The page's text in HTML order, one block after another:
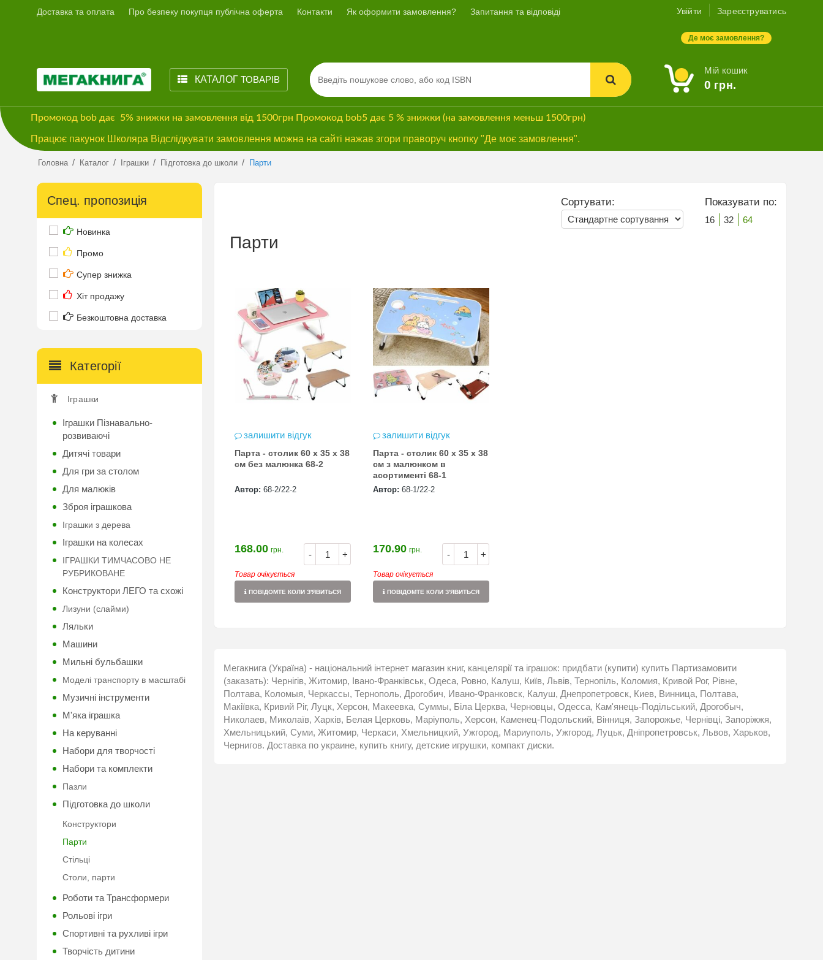
Доставка та оплата Про безпеку покупця публічна оферта Контакти Як оформити замовлення? Запитання та відповіді Увійти Зареєструватись
Де моє замовлення?
КАТАЛОГТОВАРІВ
Мій кошик
0 грн.
Промокод bob дає 5% знижки на замовлення від 1500грн Промокод bob5 дає 5 % знижки (на замовлення меньш 1500грн)
Працює пакунок Школяра Відслідкувати замовлення можна на сайті нажав згори праворуч кнопку "Де моє замовлення".
Головна / Каталог / Іграшки / Підготовка до школи / Парти
Спец. пропозиція
Новинка
Промо
Супер знижка
Хіт продажу
Безкоштовна доставка
Категорії
Іграшки
Іграшки Пізнавально-
розвиваючі
Дитячі товари
Для гри за столом
Для малюків
Зброя іграшкова
Іграшки з дерева
Іграшки на колесах
ІГРАШКИ ТИМЧАСОВО НЕ
РУБРИКОВАНЕ
Конструктори ЛЕГО та схожі
Лизуни (слайми)
Ляльки
Машини
Мильні бульбашки
Моделі транспорту в масштабі
Музичні інструменти
М'яка іграшка
На керуванні
Набори для творчості
Набори та комплекти
Пазли
Підготовка до школи
Конструктори
Парти
Стільці
Столи, парти
Роботи та Трансформери
Рольові ігри
Спортивні та рухливі ігри
Творчість дитини
Мегакнига (Україна) - національний інтернет магазин книг, канцелярії та іграшок: придбати (купити) купить Партизамовити
(заказать): Чернігів, Житомир, Івано-Франківськ, Одеса, Ровно, Калуш, Київ, Львів, Тернопіль, Коломия, Кривой Рог, Рівне,
Полтава, Коломыя, Черкассы, Тернополь, Дрогобич, Ивано-Франковск, Калуш, Днепропетровск, Киев, Винница, Полтава,
Макіївка, Кривий Ріг, Луцк, Херсон, Макеевка, Суммы, Біла Церква, Черновцы, Одесса, Кам'янець-Подільський, Дрогобыч,
Николаев, Миколаїв, Харків, Белая Церковь, Маріуполь, Херсон, Каменец-Подольский, Вінниця, Запорожье, Чернівці, Запоріжжя,
Хмельницький, Суми, Житомир, Черкаси, Хмельницкий, Ужгород, Мариуполь, Ужгород, Луцьк, Дніпропетровськ, Львов, Харьков,
Чернигов. Доставка по украине, купить книгу, детские игрушки, компакт диски.
Сортувати: Показувати по:
16 32 64
Парти
залишити відгук
Парта - столик 60 х 35 х 38
см без малюнка 68-2
Автор: 68-2/22-2
- +
168.00 грн.
Товар очікується
ПОВІДОМТЕ КОЛИ З'ЯВИТЬСЯ
залишити відгук
Парта - столик 60 х 35 х 38
см з малюнком в
асортименті 68-1
Автор: 68-1/22-2
- +
170.90 грн.
Товар очікується
ПОВІДОМТЕ КОЛИ З'ЯВИТЬСЯ